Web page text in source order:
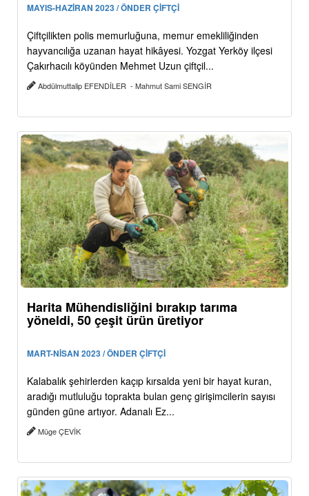
MAYIS-HAZİRAN 2023 / ÖNDER ÇİFTÇİ
Çiftçilikten polis memurluğuna, memur emekliliğinden
hayvancılığa uzanan hayat hikâyesi. Yozgat Yerköy ilçesi
Çakırhacılı köyünden Mehmet Uzun çiftçil...
Abdülmuttalip EFENDİLER - Mahmut Sami SENGİR
Harita Mühendisliğini bırakıp tarıma
yöneldi, 50 çeşit ürün üretiyor
MART-NİSAN 2023 / ÖNDER ÇİFTÇİ
Kalabalık şehirlerden kaçıp kırsalda yeni bir hayat kuran,
aradığı mutluluğu toprakta bulan genç girişimcilerin sayısı
günden güne artıyor. Adanalı Ez...
Müge ÇEVİK